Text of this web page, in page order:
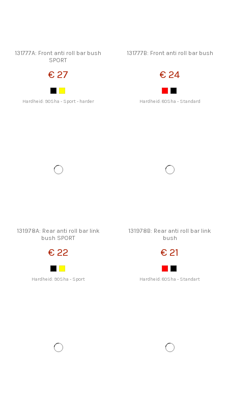
131777A: Front anti roll bar bush
SPORT
€ 27
Hardheid: 90Sha - Sport - harder
131777B: Front anti roll bar bush
€ 24
Hardheid: 80Sha - Standard
131978A: Rear anti roll bar link
bush SPORT
€ 22
Hardheid: 90Sha - Sport
131978B: Rear anti roll bar link
bush
€ 21
Hardheid: 80Sha - Standart